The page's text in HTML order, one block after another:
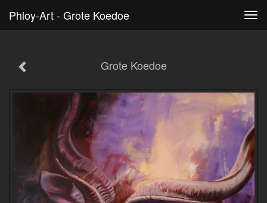
Phloy-Art - Grote Koedoe
Grote Koedoe